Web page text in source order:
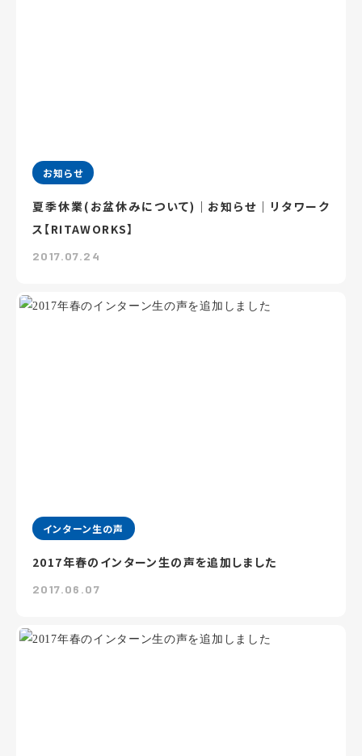
お知らせ
夏季休業(お盆休みについて)｜お知らせ｜リタワーク
ス【RITAWORKS】
2017.07.24
インターン生の声
2017年春のインターン生の声を追加しました
2017.06.07